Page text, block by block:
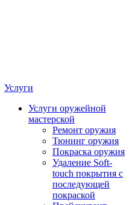
Услуги
Услуги оружейной
мастерской
Ремонт оружия
Тюнинг оружия
Покраска оружия
Удаление Soft-
touch покрытия с
последующей
покраской